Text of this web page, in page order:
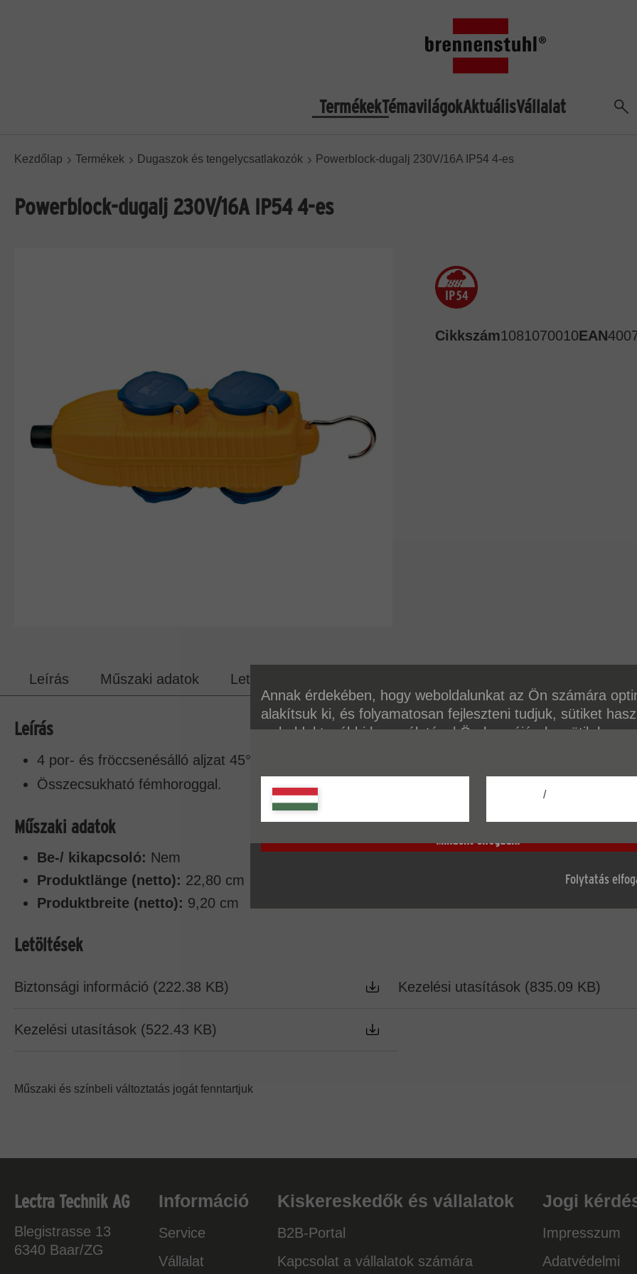
Annak érdekében, hogy weboldalunkat az Ön számára
alakítsuk ki, és folyamatosan fejleszteni tudjuk, sütiket
weboldal további használatával Ön hozzájárul a sütik
Mindent elfogadni
Folytatás
/
TermékekTémavilágokAktuálisVállalat
Kezdőlap Termékek Dugaszok és tengelycsatlakozók Powerblock-dugalj 230V/16A IP54 4-es
Powerblock-dugalj 230V/16A IP54 4-es
Cikkszám1081070010EAN
Leírás Műszaki adatok Letöltések
Leírás
4 por- és fröccsenésálló aljzat 45°-os elrendezésben, önzáró csuklós fedelekkel a
Összecsukható fémhoroggal.
Műszaki adatok
Be-/ kikapcsoló: Nem
Produktlänge (netto): 22,80 cm
Produktbreite (netto): 9,20 cm
Produkthöhe (netto):
Termék súlya
Letöltések
Biztonsági információ (222.38 KB) Kezelési utasítások (835.09 KB)
Kezelési utasítások (522.43 KB)
Műszaki és színbeli változtatás jogát fenntartjuk
Lectra Technik AG
Blegistrasse 13
6340 Baar/ZG
Információ
Service
Vállalat
Kiskereskedők és vállalatok
B2B-Portal
Kapcsolat a vállalatok számára
Jogi
Impresszum
Adatvédelmi